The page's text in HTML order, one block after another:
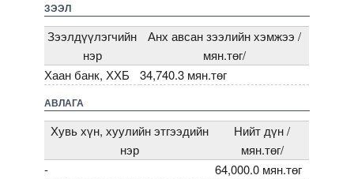
ЗЭЭЛ
Зээлдүүлэгчийн
нэр
Анх авсан зээлийн хэмжээ /
мян.төг/
Хаан банк, ХХБ
34,740.3 мян.төг
АВЛАГА
Хувь хүн, хуулийн этгээдийн
нэр
Нийт дүн /
мян.төг/
-
64,000.0 мян.төг